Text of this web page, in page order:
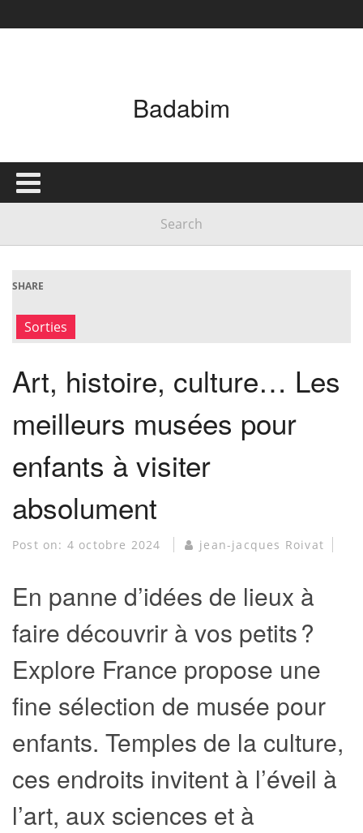
Badabim
SHARE
Sorties
Art, histoire, culture… Les
meilleurs musées pour
enfants à visiter
absolument
Post on: 4 octobre 2024 jean-jacques Roivat
En panne d’idées de lieux à
faire découvrir à vos petits ?
Explore France propose une
fine sélection de musée pour
enfants. Temples de la culture,
ces endroits invitent à l’éveil à
l’art, aux sciences et à